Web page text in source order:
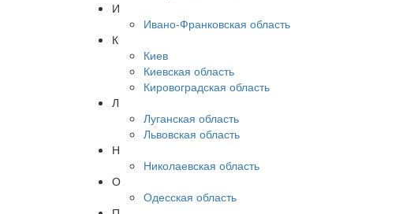
И
Ивано-Франковская область
К
Киев
Киевская область
Кировоградская область
Л
Луганская область
Львовская область
Н
Николаевская область
О
Одесская область